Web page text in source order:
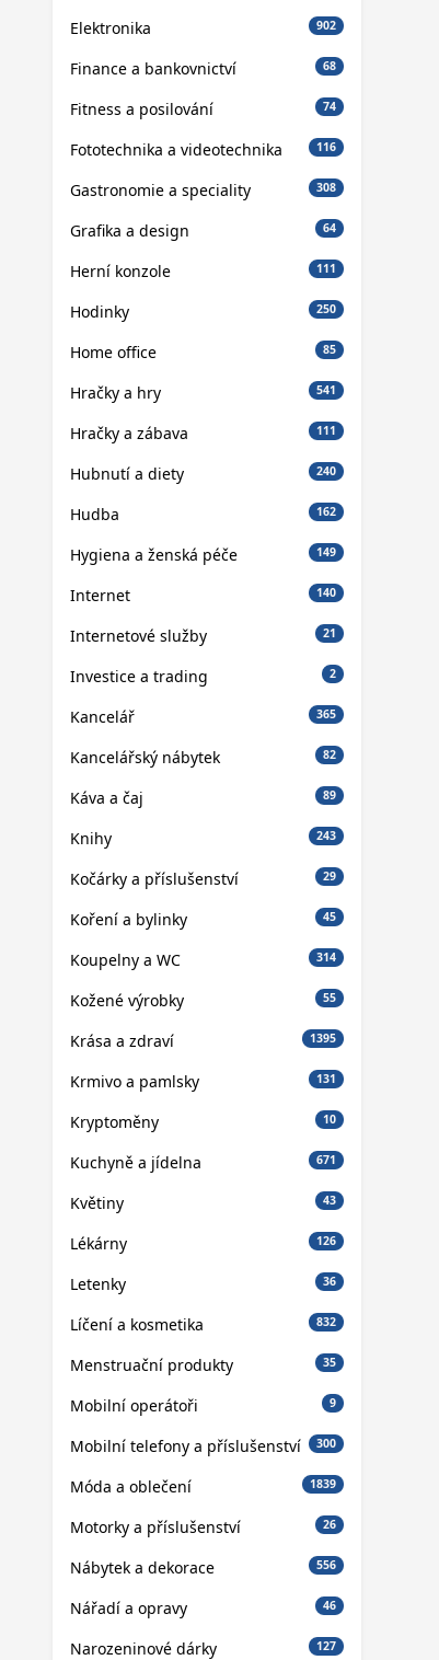
Elektronika 902
Finance a bankovnictví 68
Fitness a posilování 74
Fototechnika a videotechnika 116
Gastronomie a speciality 308
Grafika a design 64
Herní konzole 111
Hodinky 250
Home office 85
Hračky a hry 541
Hračky a zábava 111
Hubnutí a diety 240
Hudba 162
Hygiena a ženská péče 149
Internet 140
Internetové služby 21
Investice a trading 2
Kancelář 365
Kancelářský nábytek 82
Káva a čaj 89
Knihy 243
Kočárky a příslušenství 29
Koření a bylinky 45
Koupelny a WC 314
Kožené výrobky 55
Krása a zdraví 1395
Krmivo a pamlsky 131
Kryptoměny 10
Kuchyně a jídelna 671
Květiny 43
Lékárny 126
Letenky 36
Líčení a kosmetika 832
Menstruační produkty 35
Mobilní operátoři 9
Mobilní telefony a příslušenství 300
Móda a oblečení 1839
Motorky a příslušenství 26
Nábytek a dekorace 556
Nářadí a opravy 46
Narozeninové dárky 127